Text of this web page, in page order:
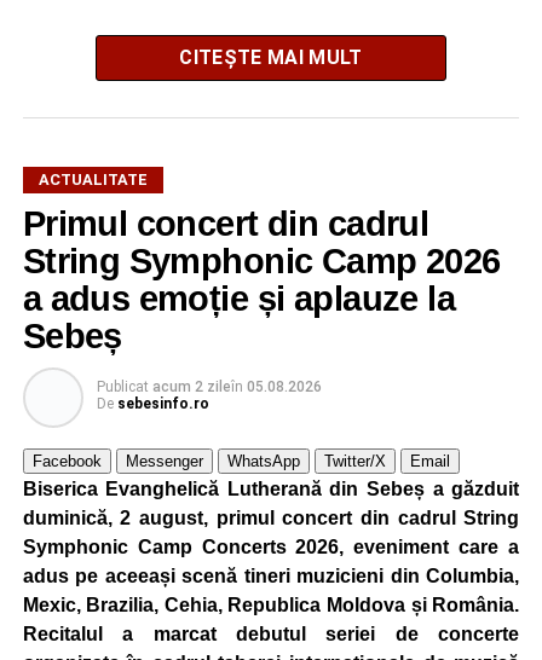
După două ediții organizate în Parcul Arini, competiția se
mută într-un nou decor, oferind participanților ocazia de a
concura într-un cadru natural deosebit. Evenimentul este
destinat copiilor și adolescenților cu vârste cuprinse între
5 și 18 ani, iar participarea este gratuită.
Organizatorii au pregătit trasee adaptate fiecărei categorii
de vârstă, astfel încât competiția să fie accesibilă atât
celor aflați la început de drum, cât și celor cu experiență în
mountain bike. La finalul întrecerii, cei mai bine clasați
concurenți vor fi recompensați cu premii în bani și premii
oferite de partenerii evenimentului.
Înaintea zilei de concurs, participanții își vor putea ridica
CITEȘTE MAI MULT
ACTUALITATE
Primul concert din cadrul
String Symphonic Camp 2026
a adus emoție și aplauze la
Sebeș
Publicat acum 2 zileîn 05.08.2026
De sebesinfo.ro
Facebook Messenger WhatsApp Twitter/X Email
Biserica Evanghelică Lutherană din Sebeș a găzduit
duminică, 2 august, primul concert din cadrul String
Symphonic Camp Concerts 2026, eveniment care a
adus pe aceeași scenă tineri muzicieni din Columbia,
Mexic, Brazilia, Cehia, Republica Moldova și România.
Recitalul a marcat debutul seriei de concerte